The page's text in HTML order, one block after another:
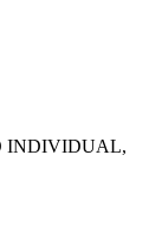
INDIVIDUAL,